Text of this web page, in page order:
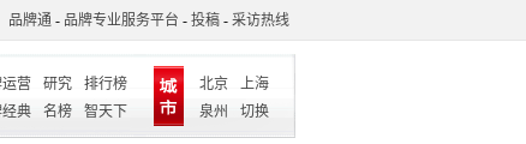
品牌通 - 品牌专业服务平台 - 投稿 - 采访热线
营 研究
排行榜
经典 名榜 智天下
北京
上海
泉州
切换